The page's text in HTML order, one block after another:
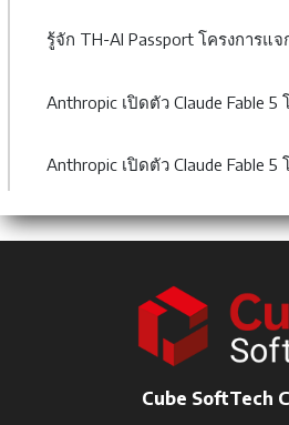
Cube SoftTech